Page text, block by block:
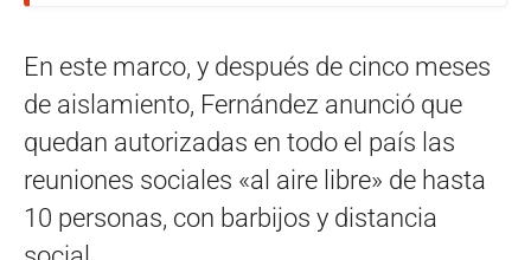
En este marco, y después de cinco meses
de aislamiento, Fernández anunció que
quedan autorizadas en todo el país las
reuniones sociales «al aire libre» de hasta
10 personas, con barbijos y distancia